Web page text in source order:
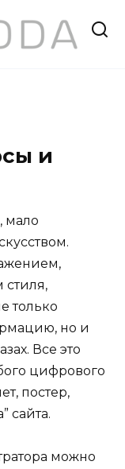
и
мало
стиля,
только
но и
Все это
цифрового
постер,
сайта.
можно